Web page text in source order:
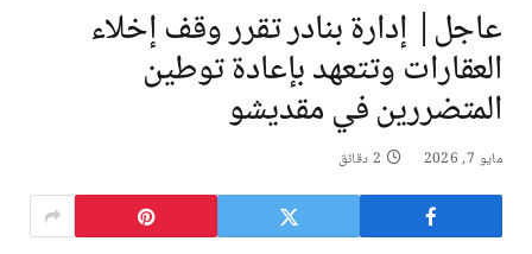
عاجل| إدارة بنادر تقرر وقف إخلاء
العقارات وتتعهد بإعادة توطين
المتضررين في مقديشو
مايو 7, 2026 2 دقائق